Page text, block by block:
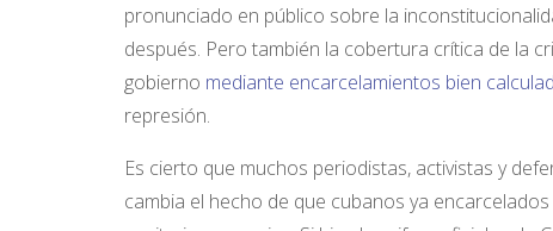
pronunciado en público sobre la
después. Pero también la cobertura crítica de la
gobierno mediante encarcelamientos bien
represión.
Es cierto que muchos periodistas, activistas y
cambia el hecho de que cubanos ya